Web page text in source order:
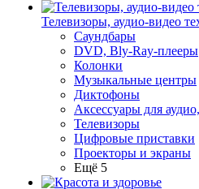
Телевизоры, аудио-видео
Саундбары
DVD, Bly-Ray-плееры
Колонки
Музыкальные центры
Диктофоны
Аксессуары для
Телевизоры
Цифровые приставки
Проекторы и экраны
Ещё 5